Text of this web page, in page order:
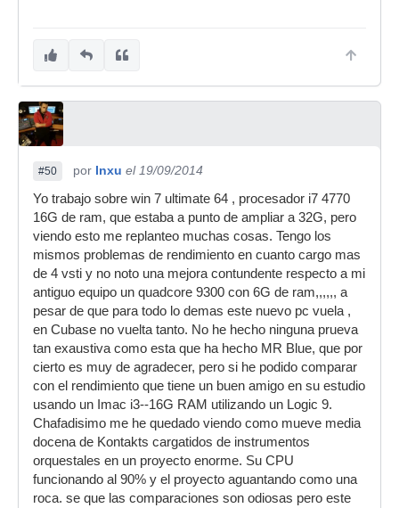
#50 por Inxu el 19/09/2014
Yo trabajo sobre win 7 ultimate 64 , procesador i7 4770
16G de ram, que estaba a punto de ampliar a 32G, pero
viendo esto me replanteo muchas cosas. Tengo los
mismos problemas de rendimiento en cuanto cargo mas
de 4 vsti y no noto una mejora contundente respecto a mi
antiguo equipo un quadcore 9300 con 6G de ram,,,,,, a
pesar de que para todo lo demas este nuevo pc vuela ,
en Cubase no vuelta tanto. No he hecho ninguna prueva
tan exaustiva como esta que ha hecho MR Blue, que por
cierto es muy de agradecer, pero si he podido comparar
con el rendimiento que tiene un buen amigo en su estudio
usando un Imac i3--16G RAM utilizando un Logic 9.
Chafadisimo me he quedado viendo como mueve media
docena de Kontakts cargatidos de instrumentos
orquestales en un proyecto enorme. Su CPU
funcionando al 90% y el proyecto aguantando como una
roca. se que las comparaciones son odiosas pero este